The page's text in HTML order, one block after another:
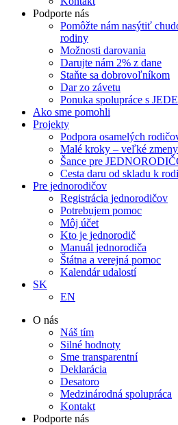
Podporte nás
Pomôžte nám nasýtiť
rodiny
Možnosti darovania
Darujte nám 2% z dane
Staňte sa dobrovoľníkom
Dar zo závetu
Ponuka spolupráce s
Ako sme pomohli
Projekty
Podpora osamelých
Malé kroky – veľké zmeny
Šance pre
Cesta daru od skladu k
Pre jednorodičov
Registrácia jednorodičov
Potrebujem pomoc
Môj účet
Kto je jednorodič
Manuál jednorodiča
Štátna a verejná pomoc
Kalendár udalostí
SK
EN
O nás
Náš tím
Silné hodnoty
Sme transparentní
Deklarácia
Desatoro
Medzinárodná spolupráca
Kontakt
Podporte nás